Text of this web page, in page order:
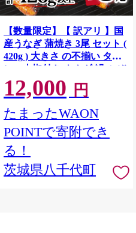
【数量限定】【 訳アリ 】国
産うなぎ 蒲焼き 3尾 セット (
420g ) 大きさ の不揃い タ
レ・山椒付き ウナギ 鰻 ふぞ
ろい 不揃い うな重 ひつまぶ
し 人気 茨城 八千代町 ふるさ
と納税 冷凍 [SF951ya]
12,000 円
たまったWAON
POINTで寄附でき
る！
茨城県八千代町